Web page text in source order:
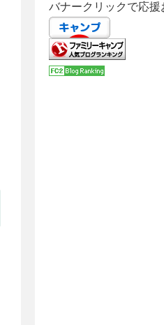
バナークリックで応援